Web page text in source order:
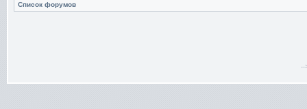
Список форумов
--